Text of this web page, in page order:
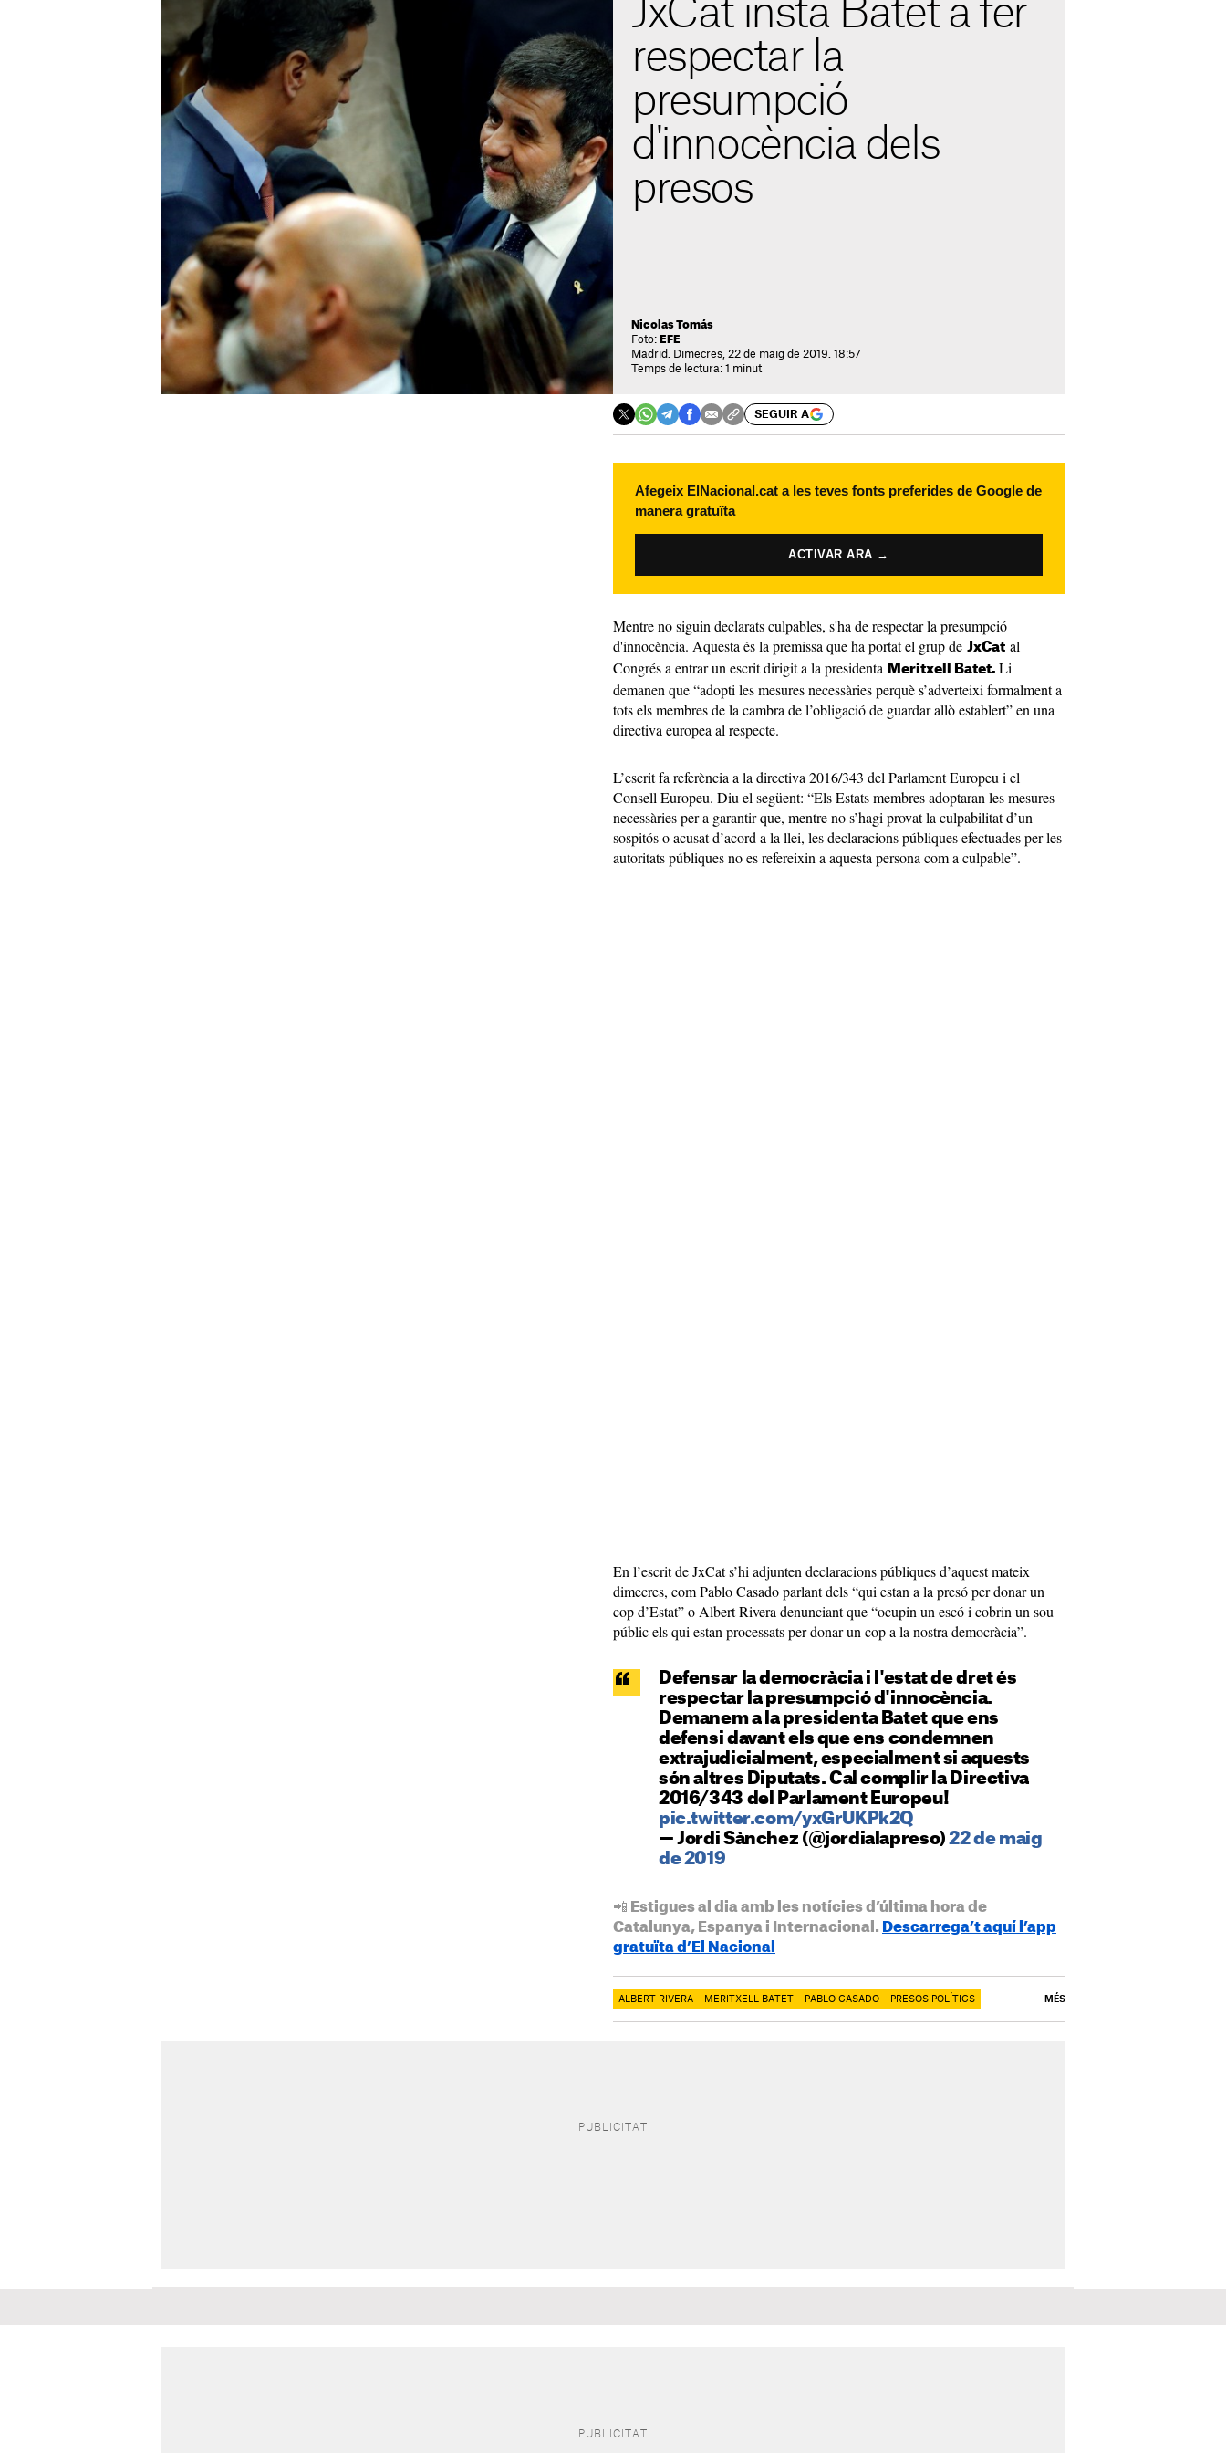
JxCat insta Batet a fer
respectar la
presumpció
d'innocència dels
presos
Nicolas Tomás
Foto: EFE
Madrid. Dimecres, 22 de maig de 2019. 18:57
Temps de lectura: 1 minut
SEGUIR A
Afegeix ElNacional.cat a les teves fonts preferides de Google de
manera gratuïta
ACTIVAR ARA →
Mentre no siguin declarats culpables, s'ha de respectar la presumpció
d'innocència. Aquesta és la premissa que ha portat el grup de JxCat al
Congrés a entrar un escrit dirigit a la presidenta Meritxell Batet. Li
demanen que “adopti les mesures necessàries perquè s’adverteixi formalment a
tots els membres de la cambra de l’obligació de guardar allò establert” en una
directiva europea al respecte.
L’escrit fa referència a la directiva 2016/343 del Parlament Europeu i el
Consell Europeu. Diu el següent: “Els Estats membres adoptaran les mesures
necessàries per a garantir que, mentre no s’hagi provat la culpabilitat d’un
sospitós o acusat d’acord a la llei, les declaracions públiques efectuades per les
autoritats públiques no es refereixin a aquesta persona com a culpable”.
En l’escrit de JxCat s’hi adjunten declaracions públiques d’aquest mateix
dimecres, com Pablo Casado parlant dels “qui estan a la presó per donar un
cop d’Estat” o Albert Rivera denunciant que “ocupin un escó i cobrin un sou
públic els qui estan processats per donar un cop a la nostra democràcia”.
Defensar la democràcia i l'estat de dret és
respectar la presumpció d'innocència.
Demanem a la presidenta Batet que ens
defensi davant els que ens condemnen
extrajudicialment, especialment si aquests
són altres Diputats. Cal complir la Directiva
2016/343 del Parlament Europeu!
pic.twitter.com/yxGrUKPk2Q
— Jordi Sànchez (@jordialapreso)22 de maig
de 2019
📲 Estigues al dia amb les notícies d’última hora de
Catalunya, Espanya i Internacional. Descarrega’t aquí l’app
gratuïta d’El Nacional
ALBERT RIVERA MERITXELL BATET PABLO CASADO PRESOS POLÍTICS MÉS